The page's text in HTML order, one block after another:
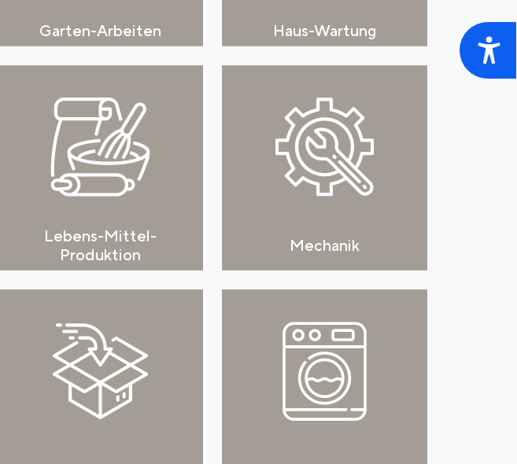
Garten-Arbeiten Haus-Wartung
Lebens-Mittel-
Produktion
Mechanik